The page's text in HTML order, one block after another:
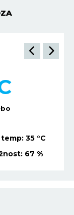
temp: 36 °C
53 %